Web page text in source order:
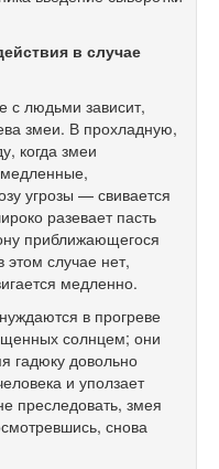
в случае
с людьми зависит,
змеи. В прохладную,
когда змеи
угрозы — свивается
разевает пасть
приближающегося
этом случае нет,
медленно.
в прогреве
солнцем; они
гадюку довольно
и уползает
преследовать, змея
снова